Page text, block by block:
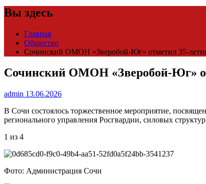
Вы здесь
Главная
Общество
Сочинский ОМОН «Зверобой-Юг» отметил 35-
Сочинский ОМОН «Зверобой-Юг»
admin 13.06.2026
В Сочи состоялось торжественное мероприятие,
регионального управления Росгвардии, силовых
1 из 4
Фото: Администрация Сочи